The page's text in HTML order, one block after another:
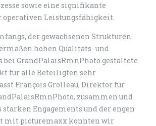
sowie eine signifikante
operativen Leistungsfähigkeit.
der gewachsenen Strukturen
hohen Qualitäts- und
bei GrandPalaisRmnPhoto gestaltete
für alle Beteiligten sehr
François Grolleau, Direktor für
zusammen und
starken Engagements und der engen
mit picturemaxx konnten wir